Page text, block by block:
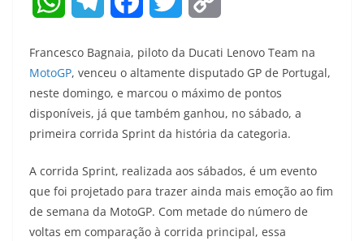
a
t
s
A
p
p
l
e
g
a
m
c
e
b
o
o
k
i
t
t
r
p
y
L
n
k
Francesco Bagnaia, piloto da Ducati Lenovo Team na
MotoGP, venceu o altamente disputado GP de Portugal,
neste domingo, e marcou o máximo de pontos
disponíveis, já que também ganhou, no sábado, a
primeira corrida Sprint da história da categoria.
A corrida Sprint, realizada aos sábados, é um evento
que foi projetado para trazer ainda mais emoção ao fim
de semana da MotoGP. Com metade do número de
voltas em comparação à corrida principal, essa